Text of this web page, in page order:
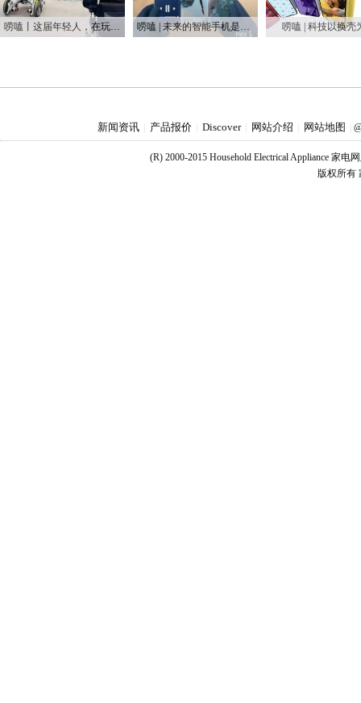
唠嗑丨这届年轻人，在玩一种很新的东西 唠嗑 | 未来的智能手机是什么样的？ 唠嗑 | 科技以换壳
新闻资讯 产品报价 Discover 网站介绍 网站地图
(R) 2000-2015 Household Electrical Appliance 家电
版权所有